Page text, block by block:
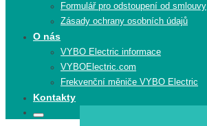
Formulář pro odstoupení od smlouvy
Zásady ochrany osobních údajů
O nás
VYBO Electric informace
VYBOElectric.com
Frekvenční měniče VYBO Electric
Kontakty
Search
Search